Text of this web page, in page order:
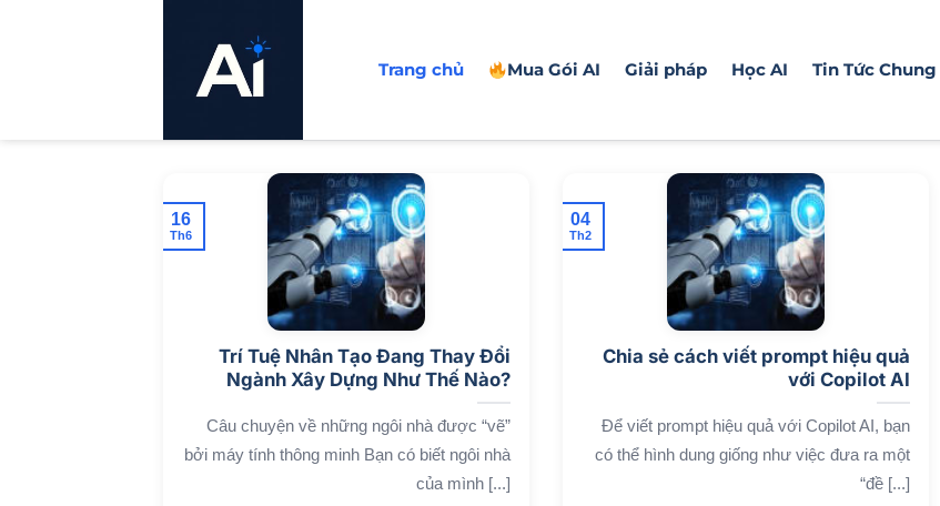
Trang chủ Mua Gói AI Giải pháp Học AI Tin Tức Chung
Trí Tuệ Nhân Tạo Đang Thay Đổi
Ngành Xây Dựng Như Thế Nào?
Câu chuyện về những ngôi nhà được “vẽ”
bởi máy tính thông minh Bạn có biết ngôi nhà
của mình [...]
16
Th6
Chia sẻ cách viết prompt hiệu quả
với Copilot AI
Để viết prompt hiệu quả với Copilot AI, bạn
có thể hình dung giống như việc đưa ra một
“đề [...]
04
Th2